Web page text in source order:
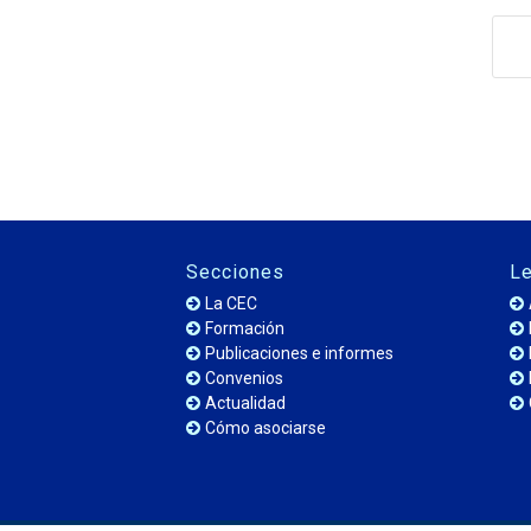
Secciones
La CEC
Formación
Publicaciones e informes
Convenios
Actualidad
Cómo asociarse